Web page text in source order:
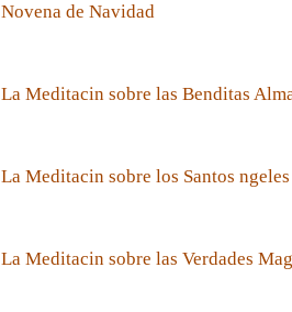
Novena de Navidad
La Meditacin sobre las Benditas
La Meditacin sobre los Santos ngeles
La Meditacin sobre las Verdades